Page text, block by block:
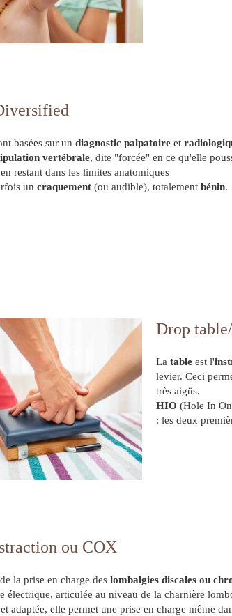
basées sur un diagnostic palpatoire et
vertébrale, dite "forcée" en ce qu'elle
restant dans les limites anatomiques
un craquement (ou audible), totalement bénin.
Drop
La table est l'
levier. Ceci
très aigüs.
HIO (Hole In
: les deux
ou COX
la prise en charge des lombalgies discales ou
électrique, articulée au niveau de la charnière
adaptée, elle permet une prise en charge même